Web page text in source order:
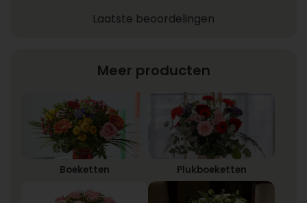
Laatste beoordelingen
Meer producten
Boeketten Plukboeketten